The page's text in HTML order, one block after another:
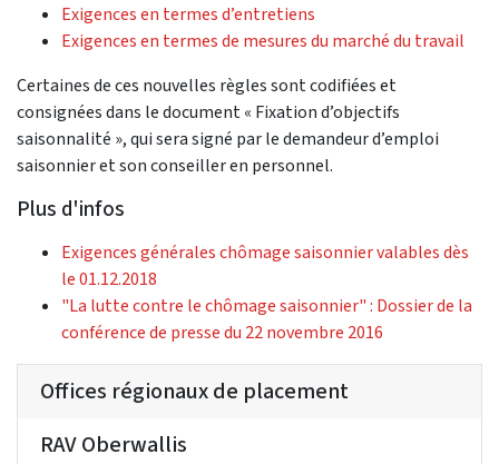
Exigences en termes d’entretiens
Exigences en termes de mesures du marché du travail
Certaines de ces nouvelles règles sont codifiées et
consignées dans le document « Fixation d’objectifs
saisonnalité », qui sera signé par le demandeur d’emploi
saisonnier et son conseiller en personnel.
Plus d'infos
Exigences générales chômage saisonnier valables dès
le 01.12.2018
"La lutte contre le chômage saisonnier" : Dossier de la
conférence de presse du 22 novembre 2016
Offices régionaux de placement
RAV Oberwallis